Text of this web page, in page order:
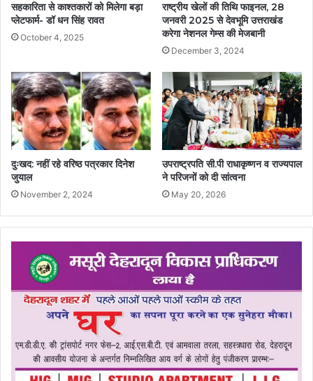
सहकारिता से काश्तकारों को मिलेगा बड़ा
प्लेटफार्म- डॉ धन सिंह रावत
October 4, 2025
राष्ट्रीय खेलों की तिथि फाइनल, 28
जनवरी 2025 से देवभूमि उत्तराखंड
करेगा नेशनल गेम्स की मेजबानी
December 3, 2024
दुःखद: नहीं रहे वरिष्ठ पत्रकार दिनेश
जुयाल
November 2, 2024
उपराष्ट्रपति सी.पी राधाकृष्णन व राज्यपाल
ने परिजनों को दी सांत्वना
May 20, 2026